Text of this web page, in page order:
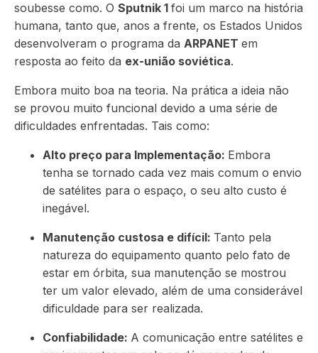
soubesse como. O Sputnik 1 foi um marco na história
humana, tanto que, anos a frente, os Estados Unidos
desenvolveram o programa da ARPANET em
resposta ao feito da ex-união soviética.
Embora muito boa na teoria. Na prática a ideia não
se provou muito funcional devido a uma série de
dificuldades enfrentadas. Tais como:
Alto preço para Implementação: Embora
tenha se tornado cada vez mais comum o envio
de satélites para o espaço, o seu alto custo é
inegável.
Manutenção custosa e difícil: Tanto pela
natureza do equipamento quanto pelo fato de
estar em órbita, sua manutenção se mostrou
ter um valor elevado, além de uma considerável
dificuldade para ser realizada.
Confiabilidade: A comunicação entre satélites e